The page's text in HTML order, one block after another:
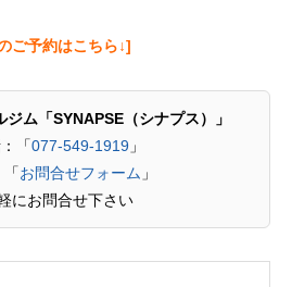
ご予約はこちら↓]
ム「SYNAPSE（シナプス）」
「077-549-1919 」
「お問合せフォーム 」
にお問合せ下さい